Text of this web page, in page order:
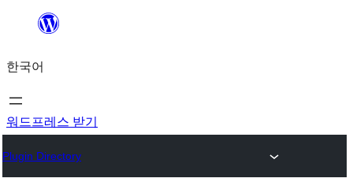
츠
로
바
가
한국어
워드프레스 받기
Plugin Directory